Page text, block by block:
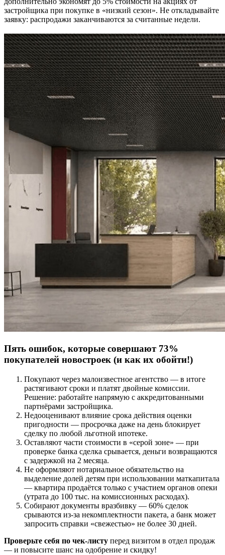
застройщика при покупке в «низкий сезон». Не откладывайте
заявку: распродажи заканчиваются за считанные недели.
Пять ошибок, которые совершают 73%
покупателей новостроек (и как их обойти!)
Покупают через малоизвестное агентство — в итоге
растягивают сроки и платят двойные комиссии.
Решение: работайте напрямую с аккредитованными
партнёрами застройщика.
Недооценивают влияние срока действия оценки
пригодности — просрочка даже на день блокирует
сделку по любой льготной ипотеке.
Оставляют части стоимости в «серой зоне» — при
проверке банка сделка срывается, деньги возвращаются
с задержкой на 2 месяца.
Не оформляют нотариальное обязательство на
выделение долей детям при использовании маткапитала
— квартира продаётся только с участием органов опеки
(утрата до 100 тыс. на комиссионных расходах).
Собирают документы вразбивку — 60% сделок
срываются из-за некомплектности пакета, а банк может
запросить справки «свежестью» не более 30 дней.
Проверьте себя по чек-листу перед визитом в отдел продаж
— и повысите шанс на одобрение и скидку!